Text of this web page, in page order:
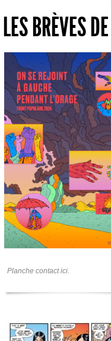
LES BRÈVES
Planche contact ici.